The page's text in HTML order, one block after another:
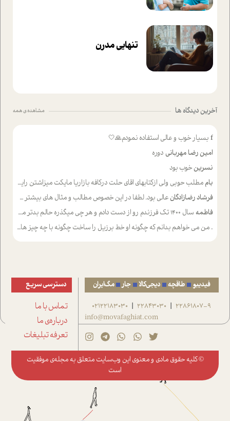
تنهایی مدرن
آخرین دیدگاه ها مشاهده ی همه
f بسیار خوب و عالی استفاده نمودم🙏🤍
امین رضا مهربانی دوره
نسرینخوب بود
بام مطلب حوبی ولی ازکتابهای اقای حلت درکافه بازاریا مایکت میزاشتن رایگان خوب بود ولی هرکدام خلاصه شده ش تومجله از طریق سایت هم خوبه اینکه درزیر اخرصفحه گذاشته شده خب ادم خبره میره نصب میکنه میخونه ولی هرکسی گوشیش ظرفیتش نداره باتشکر
فرشاد رضازادگان عالی بود. لطفا در این خصوص مطالب و مثال های بیشتر ی ارایه دهید
فاطمه سال ۱۴۰۰ تک فرزندم رو از دست دادم و هر چی میگذره حالم بدتر میشه و دلتنگتر تنایی رو ترجیح دادم و معاشرت برام سخت شده
. من می خواهم بدانم که چگونه او خط برزیل را ساخت چگونه با چه چیز هایی
فیدیبو طاقچه دیجی‌کالا جار مگ‌ایران
22861807-9
|
22843030
|
02122183030
info@movafaghiat.com
دسترسی سریع
تماس با ما
درباره‌ی ما
تعرفه تبلیغات
© کلیه حقوق مادی و معنوی این وب‌سایت متعلق به مجله‌ی موفقیت
است